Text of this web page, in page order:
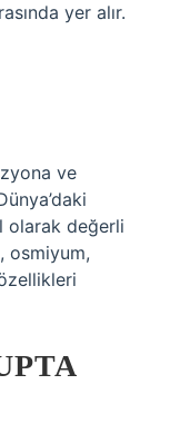
yer alır.
ve
olarak değerli
osmiyum,